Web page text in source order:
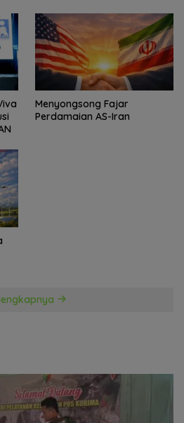
Politik
Menyongsong Fajar
Perdamaian AS-Iran